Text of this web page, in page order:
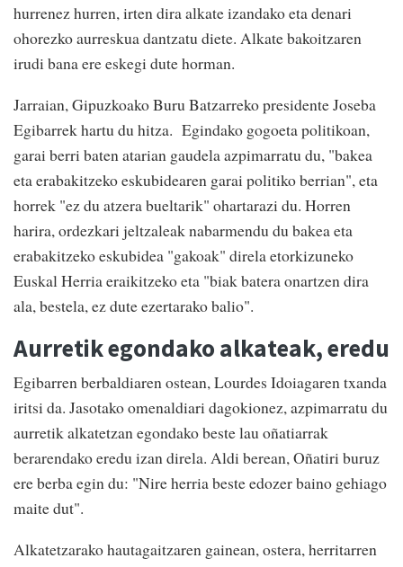
hurrenez hurren, irten dira alkate izandako eta denari
ohorezko aurreskua dantzatu diete. Alkate bakoitzaren
irudi bana ere eskegi dute horman.
Jarraian, Gipuzkoako Buru Batzarreko presidente Joseba
Egibarrek hartu du hitza. Egindako gogoeta politikoan,
garai berri baten atarian gaudela azpimarratu du, "bakea
eta erabakitzeko eskubidearen garai politiko berrian", eta
horrek "ez du atzera bueltarik" ohartarazi du. Horren
harira, ordezkari jeltzaleak nabarmendu du bakea eta
erabakitzeko eskubidea "gakoak" direla etorkizuneko
Euskal Herria eraikitzeko eta "biak batera onartzen dira
ala, bestela, ez dute ezertarako balio".
Aurretik egondako alkateak, eredu
Egibarren berbaldiaren ostean, Lourdes Idoiagaren txanda
iritsi da. Jasotako omenaldiari dagokionez, azpimarratu du
aurretik alkatetzan egondako beste lau oñatiarrak
berarendako eredu izan direla. Aldi berean, Oñatiri buruz
ere berba egin du: "Nire herria beste edozer baino gehiago
maite dut".
Alkatetzarako hautagaitzaren gainean, ostera, herritarren